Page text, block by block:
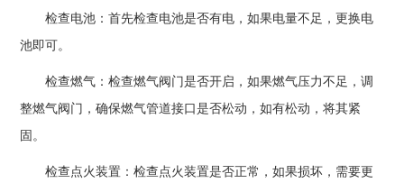
检查电池：首先检查电池是否有电，如果电量不足，更换电
池即可。
检查燃气：检查燃气阀门是否开启，如果燃气压力不足，调
整燃气阀门，确保燃气管道接口是否松动，如有松动，将其紧
固。
检查点火装置：检查点火装置是否正常，如果损坏，需要更